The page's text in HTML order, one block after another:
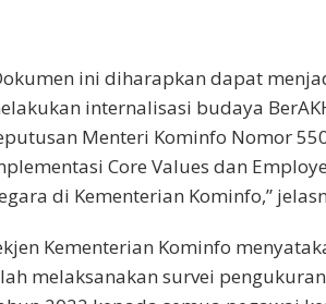
ini diharapkan dapat
internalisasi budaya
Menteri Kominfo Nomor
Core Values dan
di Kementerian Kominfo,”
Kementerian Kominfo
melaksanakan survei